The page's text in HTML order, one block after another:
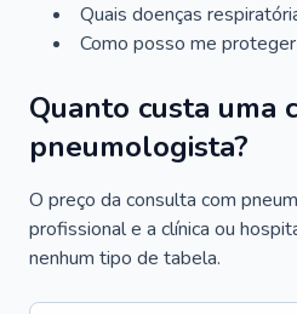
Quais doenças
Como posso me
Quanto custa uma
pneumologista?
O preço da consulta com
profissional e a clínica ou
nenhum tipo de tabela.